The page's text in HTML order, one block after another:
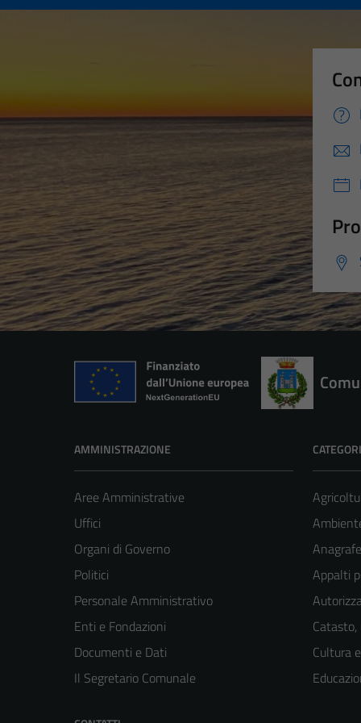
AMMINISTRAZIONE
Aree Amministrative
Uffici
Organi di Governo
Politici
Personale Amministrativo
Enti e Fondazioni
Documenti e Dati
Il Segretario Comunale
Appalti
Catasto,
Cultura